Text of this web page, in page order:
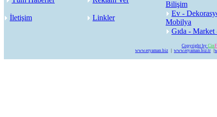
Bilişim
İletişim
Linkler
Ev -
Mobilya
Gıda - Market
Copyright by Cin
www.eryaman.biz
www.eryaman.biz.tr